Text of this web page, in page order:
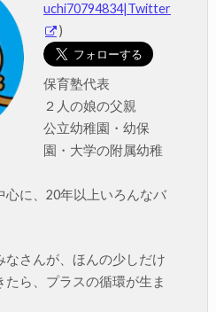
uchi70794834|Twitter
)
保育塾代表
２人の娘の父親
公立幼稚園・幼保
園・大学の附属幼稚
心に、20年以上いろんなバ
なさんが、ほんの少しだけ
ら、プラスの循環が生ま